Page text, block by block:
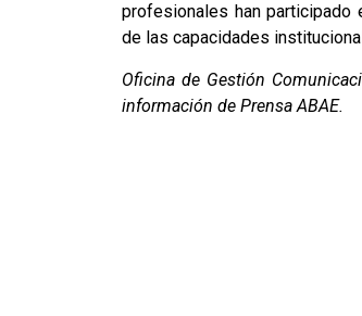
profesionales han participado
de las capacidades
Oficina de Gestión
información de Prensa ABAE.